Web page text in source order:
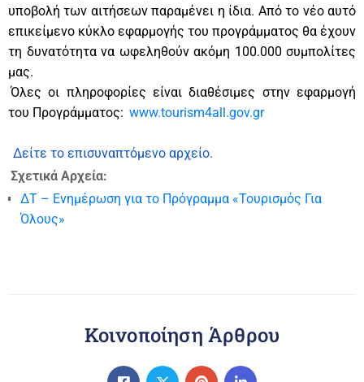
υποβολή των αιτήσεων παραμένει η ίδια. Από το νέο αυτό
επικείμενο κύκλο εφαρμογής του προγράμματος θα έχουν
τη δυνατότητα να ωφεληθούν ακόμη 100.000 συμπολίτες
μας.
Όλες οι πληροφορίες είναι διαθέσιμες στην εφαρμογή
του Προγράμματος: www.tourism4all.gov.gr
Δείτε το επισυναπτόμενο αρχείο.
Σχετικά Αρχεία:
ΔΤ – Ενημέρωση για το Πρόγραμμα «Τουρισμός Για
Όλους»
Κοινοποίηση Άρθρου